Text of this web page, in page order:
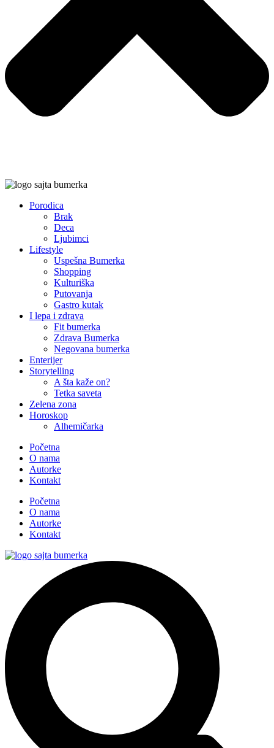
Porodica
Brak
Deca
Ljubimci
Lifestyle
Uspešna Bumerka
Shopping
Kulturiška
Putovanja
Gastro kutak
I lepa i zdrava
Fit bumerka
Zdrava Bumerka
Negovana bumerka
Enterijer
Storytelling
A šta kaže on?
Tetka saveta
Zelena zona
Horoskop
Alhemičarka
Početna
O nama
Autorke
Kontakt
Početna
O nama
Autorke
Kontakt